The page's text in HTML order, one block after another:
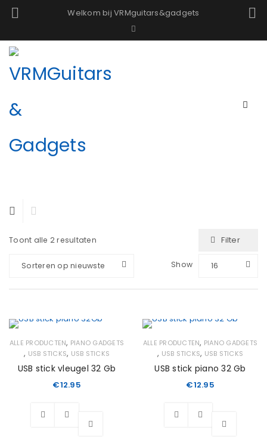
Welkom bij VRMguitars&gadgets
Toont alle 2 resultaten Filter
Sorteren op nieuwste Show 16
ALLE PRODUCTEN, PIANO GADGETS
, USB STICKS, USB STICKS
USB stick vleugel 32 Gb
€12.95
ALLE PRODUCTEN, PIANO GADGETS
, USB STICKS, USB STICKS
USB stick piano 32 Gb
€12.95